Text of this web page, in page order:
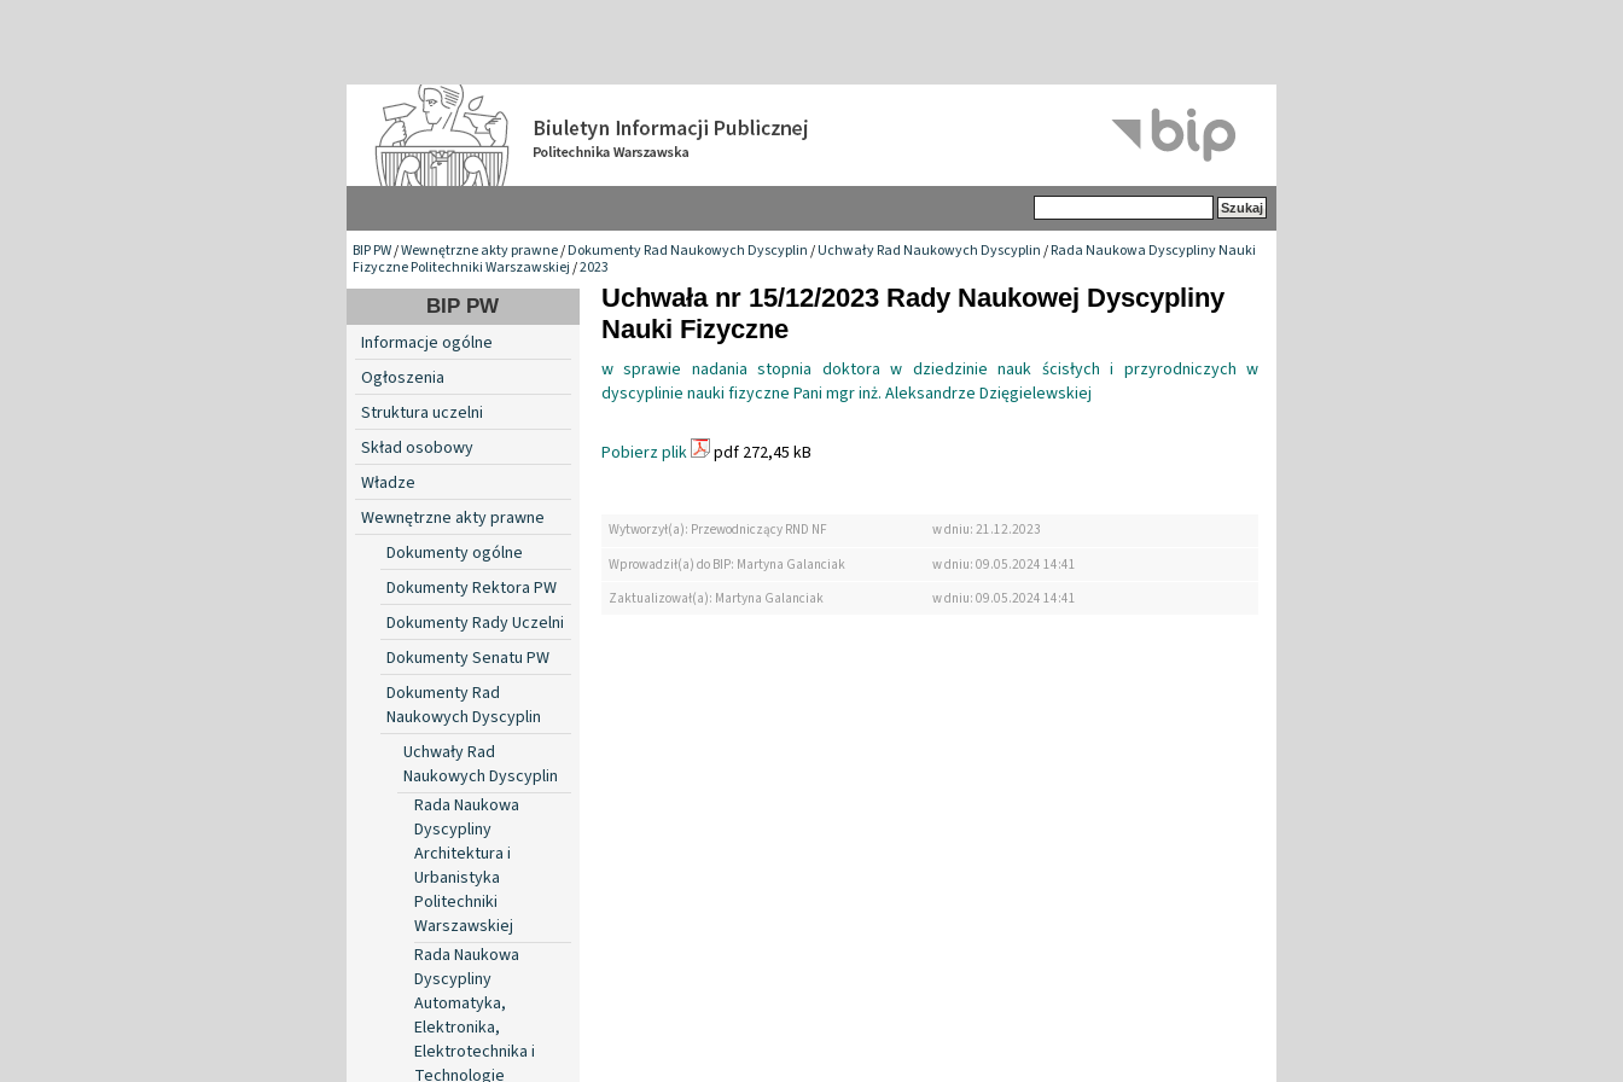
BIP PW/Wewnętrzne akty prawne/Dokumenty Rad Naukowych Dyscyplin/Uchwały Rad Naukowych Dyscyplin/Rada Naukowa Dyscypliny Nauki
Fizyczne Politechniki Warszawskiej/2023
BIP PW
Informacje ogólne
Ogłoszenia
Struktura uczelni
Skład osobowy
Władze
Wewnętrzne akty prawne
Dokumenty ogólne
Dokumenty Rektora PW
Dokumenty Rady Uczelni
Dokumenty Senatu PW
Dokumenty Rad
Naukowych Dyscyplin
Uchwały Rad
Naukowych Dyscyplin
Rada Naukowa
Dyscypliny
Architektura i
Urbanistyka
Politechniki
Warszawskiej
Rada Naukowa
Dyscypliny
Automatyka,
Elektronika,
Elektrotechnika i
Technologie
Uchwała nr 15/12/2023 Rady Naukowej Dyscypliny
Nauki Fizyczne
w sprawie nadania stopnia doktora w dziedzinie nauk ścisłych i przyrodniczych w
dyscyplinie nauki fizyczne Pani mgr inż. Aleksandrze Dzięgielewskiej
Pobierz plik pdf 272,45 kB
Wytworzył(a): Przewodniczący RND NF
w dniu: 21.12.2023
Wprowadził(a) do BIP: Martyna Galanciak
w dniu: 09.05.2024 14:41
Zaktualizował(a): Martyna Galanciak
w dniu: 09.05.2024 14:41